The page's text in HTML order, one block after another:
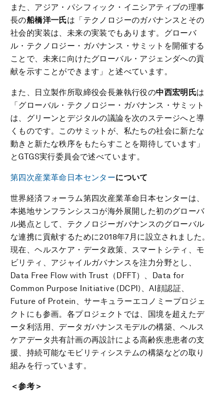
また、アジア・パシフィック・イニシアティブの理事
長の船橋洋一氏は「テクノロジーのガバナンスとその
社会的実装は、未来の実装でもあります。グローバ
ル・テクノロジー・ガバナンス・サミットを開催する
ことで、未来に向けたグローバル・アジェンダへの貢
献を示すことができます」と述べています。
また、日立製作所取締役会長兼執行役の中西宏明氏は
「グローバル・テクノロジー・ガバナンス・サミット
は、グリーンとデジタルの議論を次のステージへと導
くものです。このサミットが、私たちの社会に新たな
動きと新たな秩序をもたらすことを期待しています」
とGTGS実行委員会で述べています。
第四次産業革命日本センターについて
世界経済フォーラム第四次産業革命日本センターは、
本拠地サンフランシスコが海外展開した初のグローバ
ル拠点として、テクノロジーガバナンスのグローバル
な連携に貢献するために2018年7月に設立されました。
現在、ヘルスケア・データ政策、スマートシティ、モ
ビリティ、アジャイルガバナンスを注力分野とし、
Data Free Flow with Trust（DFFT）、Data for
Common Purpose Initiative (DCPI)、AI顔認証、
Future of Protein、サーキュラーエコノミープロジェ
クトにも参画。各プロジェクトでは、国境を超えたデ
ータ利活用、データガバナンスモデルの構築、ヘルス
ケアデータ共有計画の再設計による高齢疾患患者の支
援、持続可能なモビリティシステムの構築などの取り
組みを行っています。
＜参考＞